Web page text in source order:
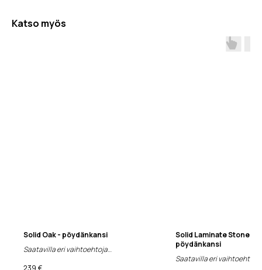
Katso myös
Solid Oak - pöydänkansi
Saatavilla eri vaihtoehtoja
239 €
Solid Laminate Stone
pöydänkansi
Saatavilla eri vaihtoehtoja